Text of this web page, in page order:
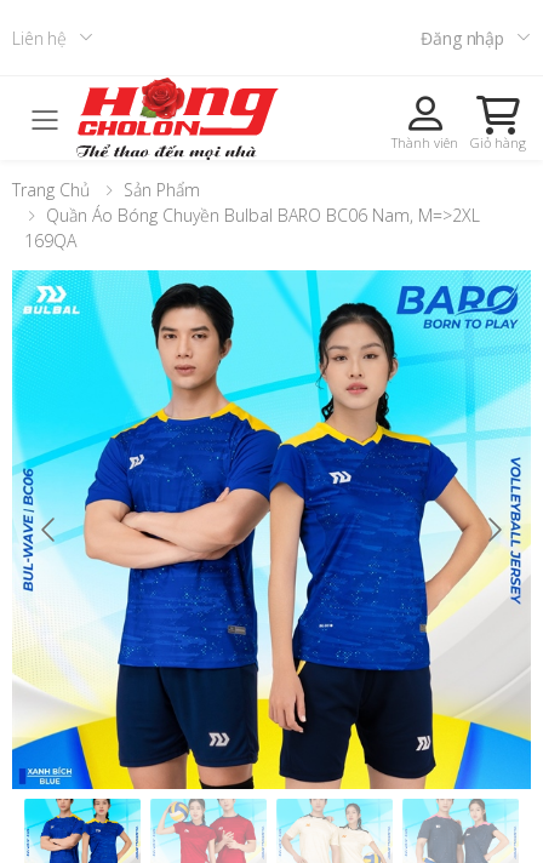
Liên hệ Đăng nhập
Toggle mobile menu Thành viên Giỏ hàng
Trang Chủ
Sản Phẩm
Quần Áo Bóng Chuyền Bulbal BARO BC06 Nam, M=>2XL
169QA